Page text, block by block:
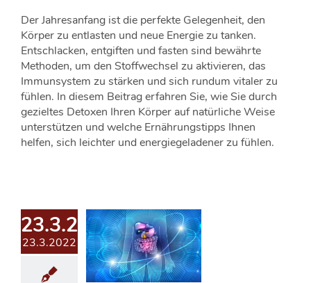
Der Jahresanfang ist die perfekte Gelegenheit, den
Körper zu entlasten und neue Energie zu tanken.
Entschlacken, entgiften und fasten sind bewährte
Methoden, um den Stoffwechsel zu aktivieren, das
Immunsystem zu stärken und sich rundum vitaler zu
fühlen. In diesem Beitrag erfahren Sie, wie Sie durch
gezieltes Detoxen Ihren Körper auf natürliche Weise
unterstützen und welche Ernährungstipps Ihnen
helfen, sich leichter und energiegeladener zu fühlen.
23.3.2022
23.3.2022